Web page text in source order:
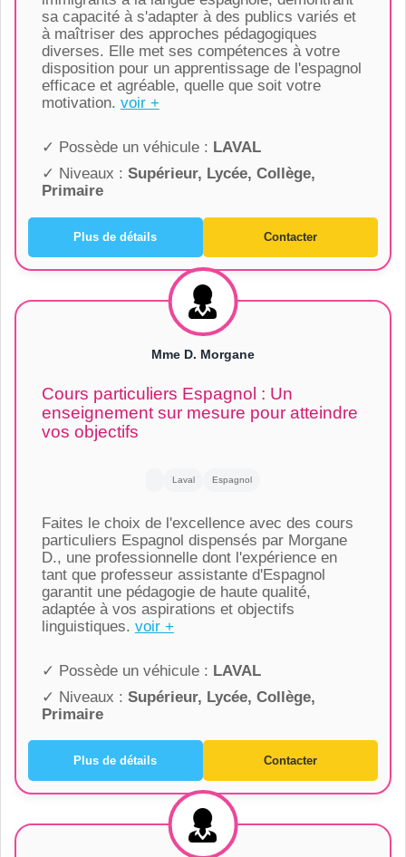
sa capacité à s'adapter à des publics variés et
à maîtriser des approches pédagogiques
diverses. Elle met ses compétences à votre
disposition pour un apprentissage de l'espagnol
efficace et agréable, quelle que soit votre
motivation. voir +
✓ Possède un véhicule : LAVAL
✓ Niveaux : Supérieur, Lycée, Collège,
Primaire
Plus de détails Contacter
Mme D. Morgane
Cours particuliers Espagnol : Un
enseignement sur mesure pour atteindre
vos objectifs
Laval Espagnol
Faites le choix de l'excellence avec des cours
particuliers Espagnol dispensés par Morgane
D., une professionnelle dont l'expérience en
tant que professeur assistante d'Espagnol
garantit une pédagogie de haute qualité,
adaptée à vos aspirations et objectifs
linguistiques. voir +
✓ Possède un véhicule : LAVAL
✓ Niveaux : Supérieur, Lycée, Collège,
Primaire
Plus de détails Contacter